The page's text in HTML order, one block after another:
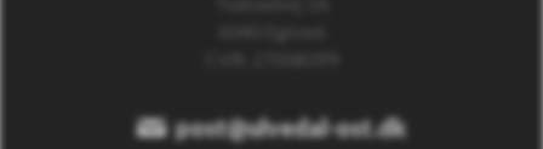
post@ulvedal-ost.dk